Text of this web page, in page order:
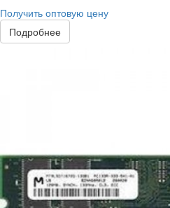
Получить оптовую цену
Подробнее